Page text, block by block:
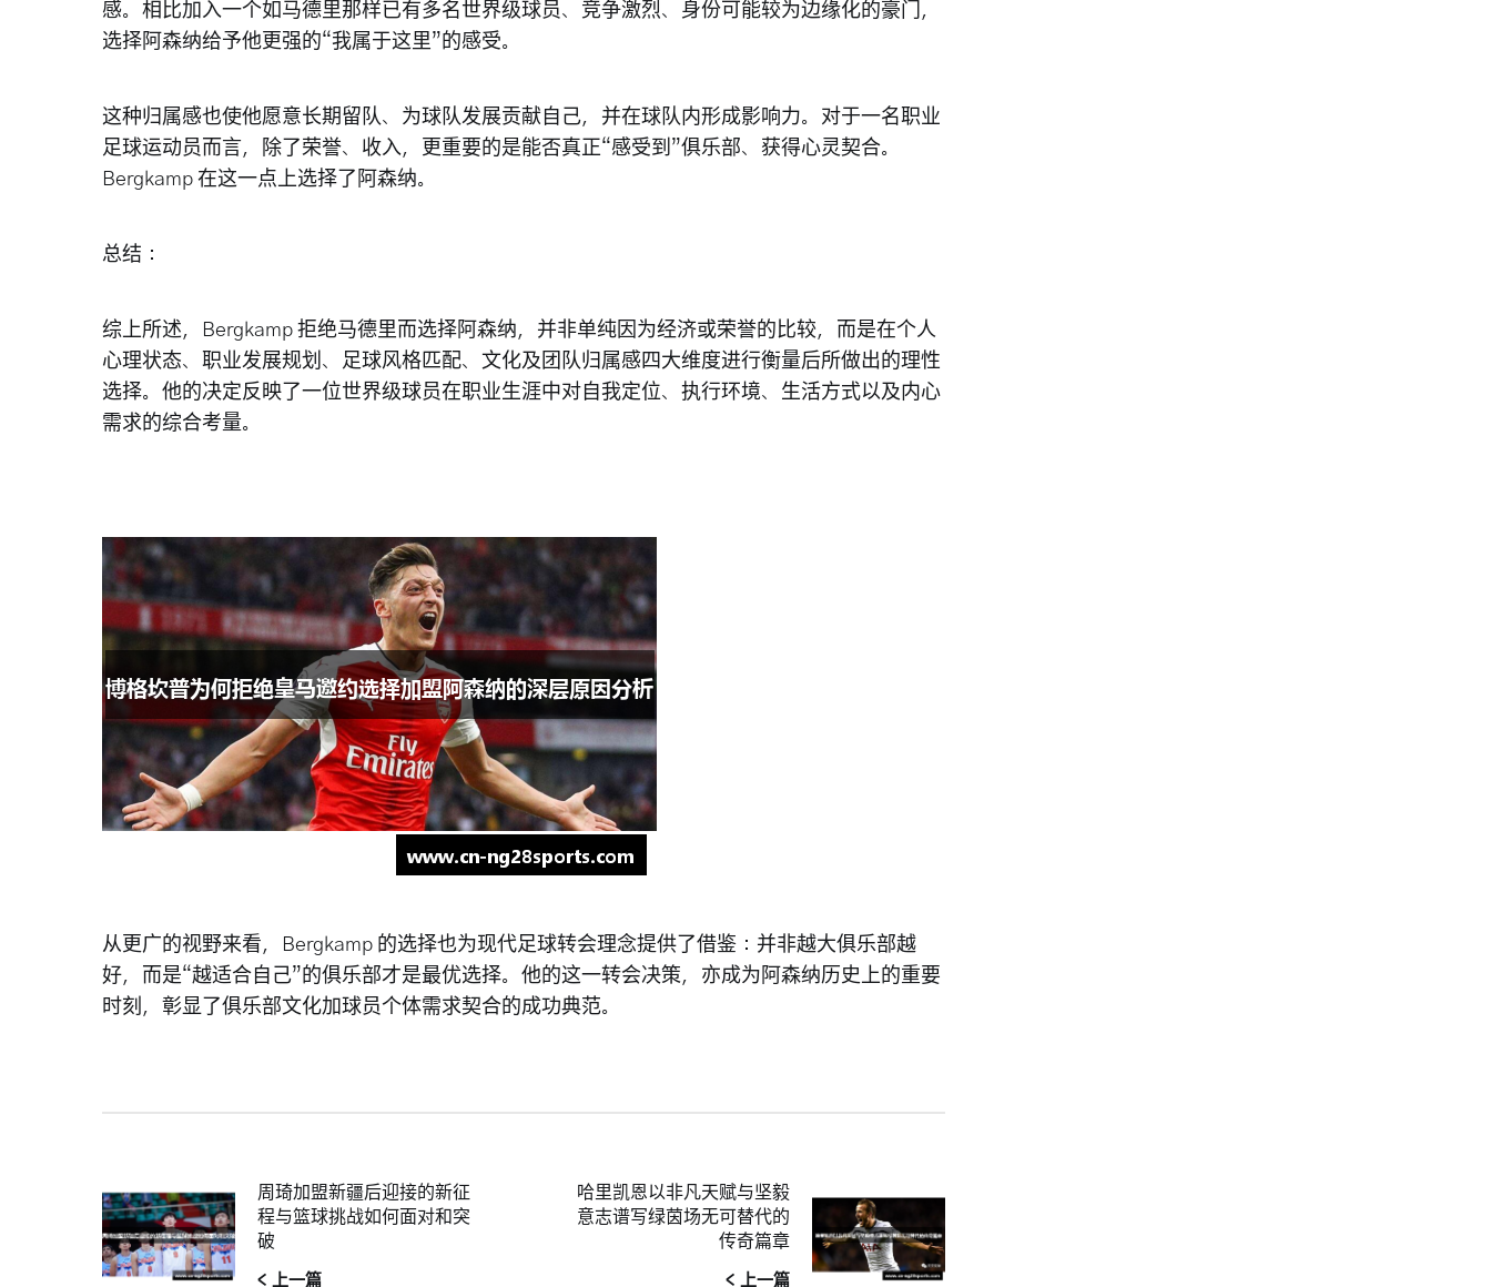
感。相比加入一个如马德里那样已有多名世界级球员、竞争激烈、身份可能较为边缘化的豪门，
选择阿森纳给予他更强的“我属于这里”的感受。
这种归属感也使他愿意长期留队、为球队发展贡献自己，并在球队内形成影响力。对于一名职业
足球运动员而言，除了荣誉、收入，更重要的是能否真正“感受到”俱乐部、获得心灵契合。
Bergkamp 在这一点上选择了阿森纳。
总结：
综上所述，Bergkamp 拒绝马德里而选择阿森纳，并非单纯因为经济或荣誉的比较，而是在个人
心理状态、职业发展规划、足球风格匹配、文化及团队归属感四大维度进行衡量后所做出的理性
选择。他的决定反映了一位世界级球员在职业生涯中对自我定位、执行环境、生活方式以及内心
需求的综合考量。
从更广的视野来看，Bergkamp 的选择也为现代足球转会理念提供了借鉴：并非越大俱乐部越
好，而是“越适合自己”的俱乐部才是最优选择。他的这一转会决策，亦成为阿森纳历史上的重要
时刻，彰显了俱乐部文化加球员个体需求契合的成功典范。
周琦加盟新疆后迎接的新征
程与篮球挑战如何面对和突
破
< 上一篇
哈里凯恩以非凡天赋与坚毅
意志谱写绿茵场无可替代的
传奇篇章
< 上一篇